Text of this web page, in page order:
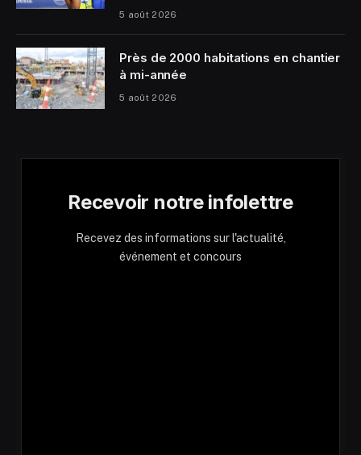
5 août 2026
Près de 2000 habitations en chantier
à mi-année
5 août 2026
Recevoir notre infolettre
Recevez des informations sur l'actualité,
événement et concours